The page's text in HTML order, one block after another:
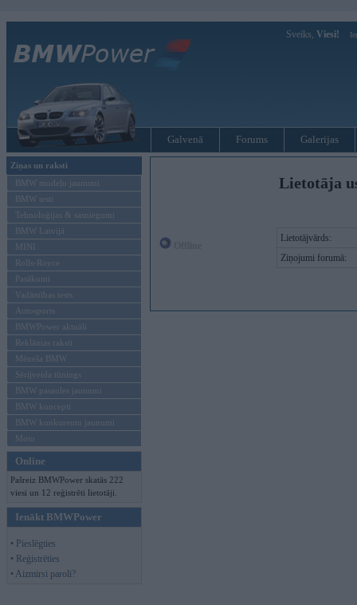
Sveiks, Viesi!
Galvenā Forums Galerijas
Ziņas un raksti
BMW modeļu jaunumi
BMW testi
Tehnoloģijas & sasniegumi
BMW Latvijā
MINI
Rolls-Royce
Pasākumi
Vadāmības tests
Autosports
BMWPower aktuāli
Reklāmas raksti
Mēneša BMW
Sērijveida tūnings
BMW pasaules jaunumi
BMW koncepti
BMW konkurentu jaunumi
Moto
Online
Pašreiz BMWPower skatās 222
viesi un 12 reģistrēti lietotāji.
Ienākt BMWPower
• Pieslēgties
• Reģistrēties
• Aizmirsi paroli?
Lietotāja
Lietotājvārds:
Ziņojumi forumā: